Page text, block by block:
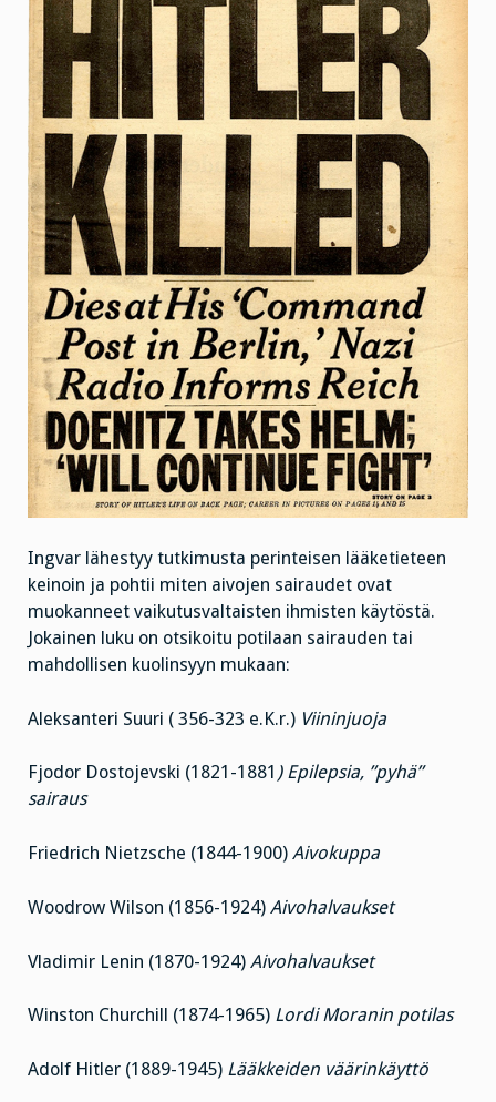
Ingvar lähestyy tutkimusta perinteisen lääketieteen
keinoin ja pohtii miten aivojen sairaudet ovat
muokanneet vaikutusvaltaisten ihmisten käytöstä.
Jokainen luku on otsikoitu potilaan sairauden tai
mahdollisen kuolinsyyn mukaan:
Aleksanteri Suuri ( 356-323 e.K.r.) Viininjuoja
Fjodor Dostojevski (1821-1881 ) Epilepsia, ”pyhä”
sairaus
Friedrich Nietzsche (1844-1900) Aivokuppa
Woodrow Wilson (1856-1924) Aivohalvaukset
Vladimir Lenin (1870-1924) Aivohalvaukset
Winston Churchill (1874-1965) Lordi Moranin potilas
Adolf Hitler (1889-1945) Lääkkeiden väärinkäyttö